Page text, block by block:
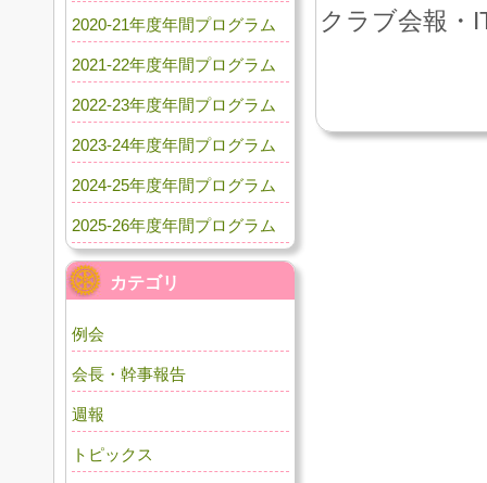
クラブ会報・
2020-21年度年間プログラム
2021-22年度年間プログラム
2022-23年度年間プログラム
2023-24年度年間プログラム
2024-25年度年間プログラム
2025-26年度年間プログラム
カテゴリ
例会
会長・幹事報告
週報
トピックス